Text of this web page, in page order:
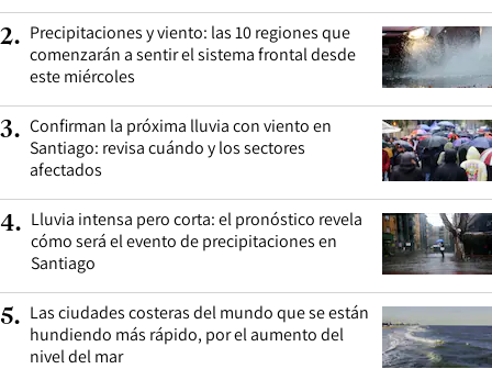
2. Precipitaciones y viento: las 10 regiones que
comenzarán a sentir el sistema frontal desde
este miércoles
3. Confirman la próxima lluvia con viento en
Santiago: revisa cuándo y los sectores
afectados
4. Lluvia intensa pero corta: el pronóstico revela
cómo será el evento de precipitaciones en
Santiago
5. Las ciudades costeras del mundo que se están
hundiendo más rápido, por el aumento del
nivel del mar